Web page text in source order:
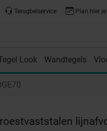
Terugbelservice Plan hier
Look Wandtegels